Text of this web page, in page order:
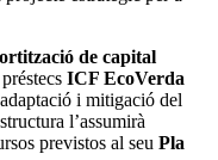
de capital
ICF EcoVerda
i mitigació del
l’assumirà
previstos al seu Pla